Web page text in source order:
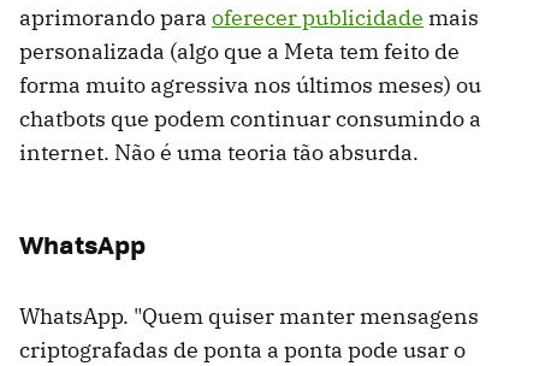
aprimorando para oferecer publicidade mais
personalizada (algo que a Meta tem feito de
forma muito agressiva nos últimos meses) ou
chatbots que podem continuar consumindo a
internet. Não é uma teoria tão absurda.
WhatsApp
WhatsApp. "Quem quiser manter mensagens
criptografadas de ponta a ponta pode usar o